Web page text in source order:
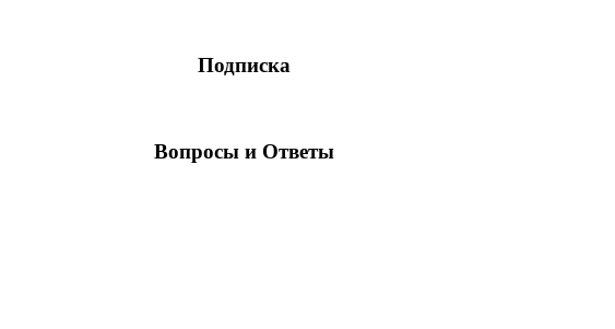
Подписка
Вопросы и Ответы